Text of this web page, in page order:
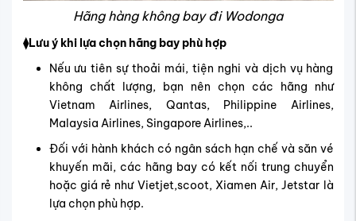
Hãng hàng không bay đi Wodonga
⧫Lưu ý khi lựa chọn hãng bay phù hợp
Nếu ưu tiên sự thoải mái, tiện nghi và dịch vụ hàng
không chất lượng, bạn nên chọn các hãng như
Vietnam Airlines, Qantas, Philippine Airlines,
Malaysia Airlines, Singapore Airlines,..
Đối với hành khách có ngân sách hạn chế và săn vé
khuyến mãi, các hãng bay có kết nối trung chuyển
hoặc giá rẻ như Vietjet,scoot, Xiamen Air, Jetstar là
lựa chọn phù hợp.